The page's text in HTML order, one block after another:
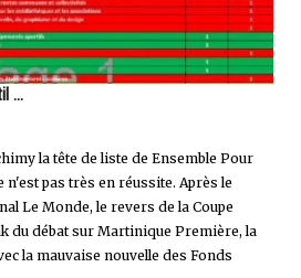
...
la tête de liste de Ensemble Pour
pas très en réussite. Après le
Le Monde, le revers de la Coupe
du débat sur Martinique Première, la
la mauvaise nouvelle des Fonds